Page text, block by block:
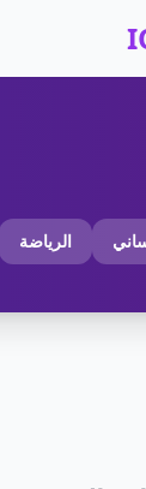
الرياضة